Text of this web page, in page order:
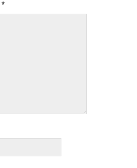
MUSICA
*